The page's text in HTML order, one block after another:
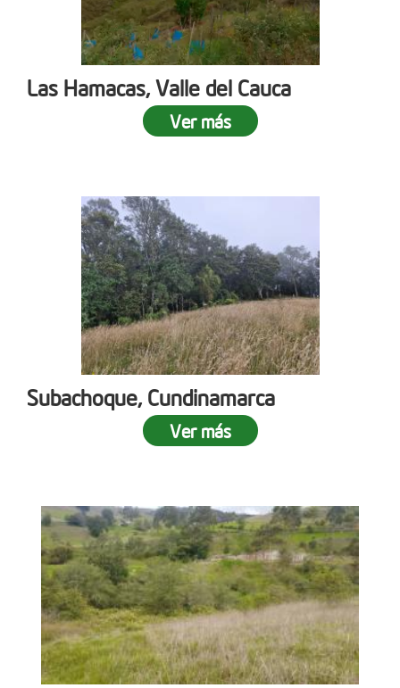
Las Hamacas, Valle del Cauca
Ver más
Subachoque, Cundinamarca
Ver más